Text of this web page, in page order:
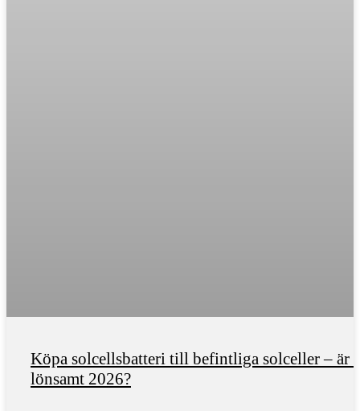
Köpa solcellsbatteri till befintliga solceller – är
lönsamt 2026?